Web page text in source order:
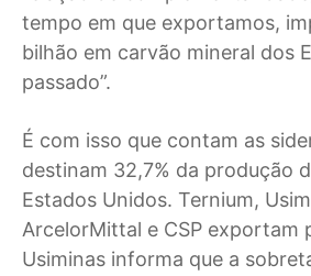
tempo em que exportamos,
bilhão em carvão mineral dos
passado”.
É com isso que contam as
destinam 32,7% da produção
Estados Unidos. Ternium,
ArcelorMittal e CSP exportam
Usiminas informa que a